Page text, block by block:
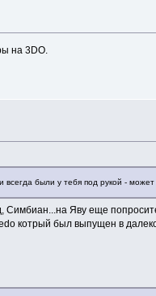
на 3DO.
были у тебя под рукой -
Симбиан...на Яву еще
котрый был выпущен в